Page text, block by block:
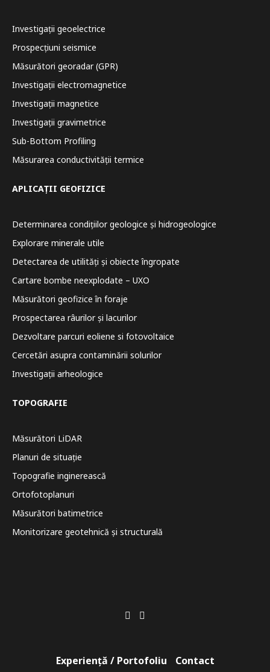
Investigații geoelectrice
Prospecțiuni seismice
Măsurători georadar (GPR)
Investigații electromagnetice
Investigații magnetice
Investigații gravimetrice
Sub-Bottom Profiling
Măsurarea conductivității termice
APLICAȚII GEOFIZICE
Determinarea condițiilor geologice și hidrogeologice
Explorare minerale utile
Detectarea de utilități și obiecte îngropate
Cartare bombe neexplodate – UXO
Măsurători geofizice în foraje
Prospectarea râurilor și lacurilor
Dezvoltare parcuri eoliene si fotovoltaice
Cercetări asupra contaminării solurilor
Investigații arheologice
TOPOGRAFIE
Măsurători LiDAR
Planuri de situație
Topografie inginerească
Ortofotoplanuri
Măsurători batimetrice
Monitorizare geotehnică și structurală
Experiență / Portofoliu
Contact